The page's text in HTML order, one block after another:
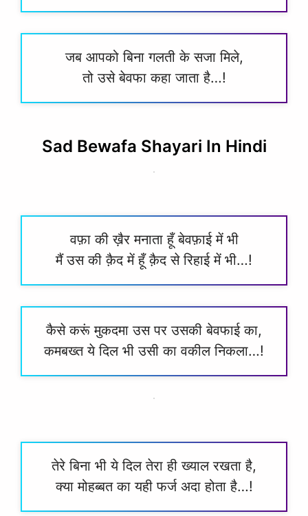
जब आपको बिना गलती के सजा मिले,
तो उसे बेवफा कहा जाता है…!
Sad Bewafa Shayari In Hindi
वफ़ा की ख़ैर मनाता हूँ बेवफ़ाई में भी
मैं उस की क़ैद में हूँ क़ैद से रिहाई में भी…!
कैसे करूं मुकदमा उस पर उसकी बेवफाई का,
कमबख्त ये दिल भी उसी का वकील निकला…!
तेरे बिना भी ये दिल तेरा ही ख्याल रखता है,
क्या मोहब्बत का यही फर्ज अदा होता है…!